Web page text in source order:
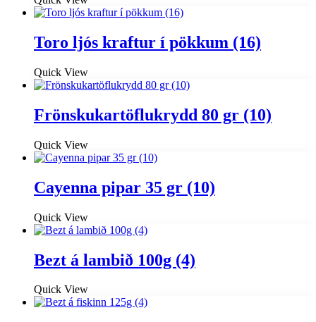
Toro ljós kraftur í pökkum (16)
Quick View
Frönskukartöflukrydd 80 gr (10)
Quick View
Cayenna pipar 35 gr (10)
Quick View
Bezt á lambið 100g (4)
Quick View